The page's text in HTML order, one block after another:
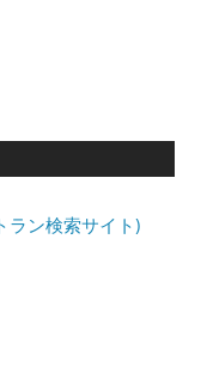
ラン検索サイト)